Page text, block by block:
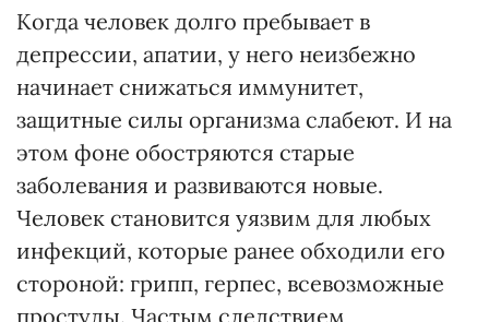
Когда человек долго пребывает в
депрессии, апатии, у него неизбежно
начинает снижаться иммунитет,
защитные силы организма слабеют. И на
этом фоне обостряются старые
заболевания и развиваются новые.
Человек становится уязвим для любых
инфекций, которые ранее обходили его
стороной: грипп, герпес, всевозможные
простуды. Частым следствием